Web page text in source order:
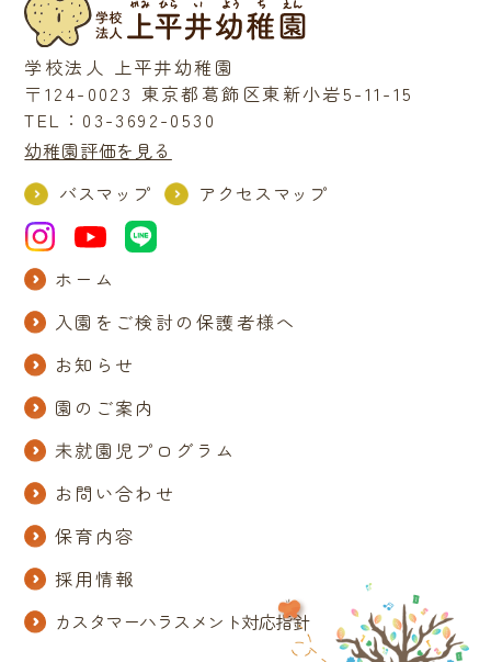
学校法人 上平井幼稚園
〒124-0023 東京都葛飾区東新小岩5-11-15
TEL：03-3692-0530
幼稚園評価を見る
バスマップ
アクセスマップ
ホーム
入園をご検討の保護者様へ
お知らせ
園のご案内
未就園児プログラム
お問い合わせ
保育内容
採用情報
カスタマーハラスメント対応指針